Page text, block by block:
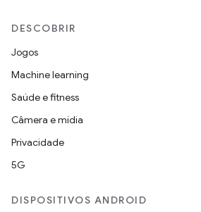
DESCOBRIR
Jogos
Machine learning
Saúde e fitness
Câmera e mídia
Privacidade
5G
DISPOSITIVOS ANDROID